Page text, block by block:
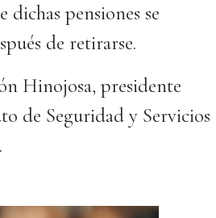
pensiones se
de retirarse.
Hinojosa, presidente
de Seguridad y Servicios